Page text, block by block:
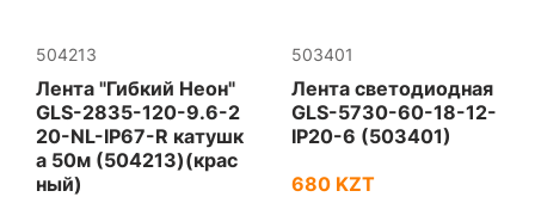
504213
Лента "Гибкий Неон"
GLS-2835-120-9.6-2
20-NL-IP67-R катушк
а 50м (504213)(крас
ный)
503401
Лента светодиодная
GLS-5730-60-18-12-
IP20-6 (503401)
680 KZT